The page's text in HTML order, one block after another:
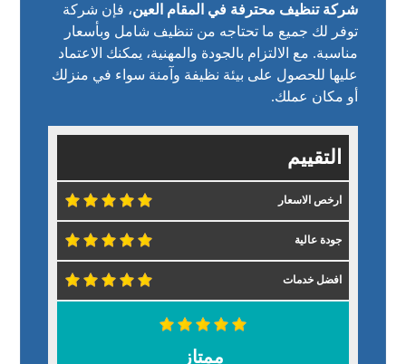
شركة تنظيف محترفة في المقام العين، فإن شركة
توفر لك جميع ما تحتاجه من تنظيف شامل وبأسعار
مناسبة. مع الالتزام بالجودة والمهنية، يمكنك الاعتماد
عليها للحصول على بيئة نظيفة وآمنة سواء في منزلك
أو مكان عملك.
التقييم
ارخص الاسعار
جودة عالية
افضل خدمات
ممتاز